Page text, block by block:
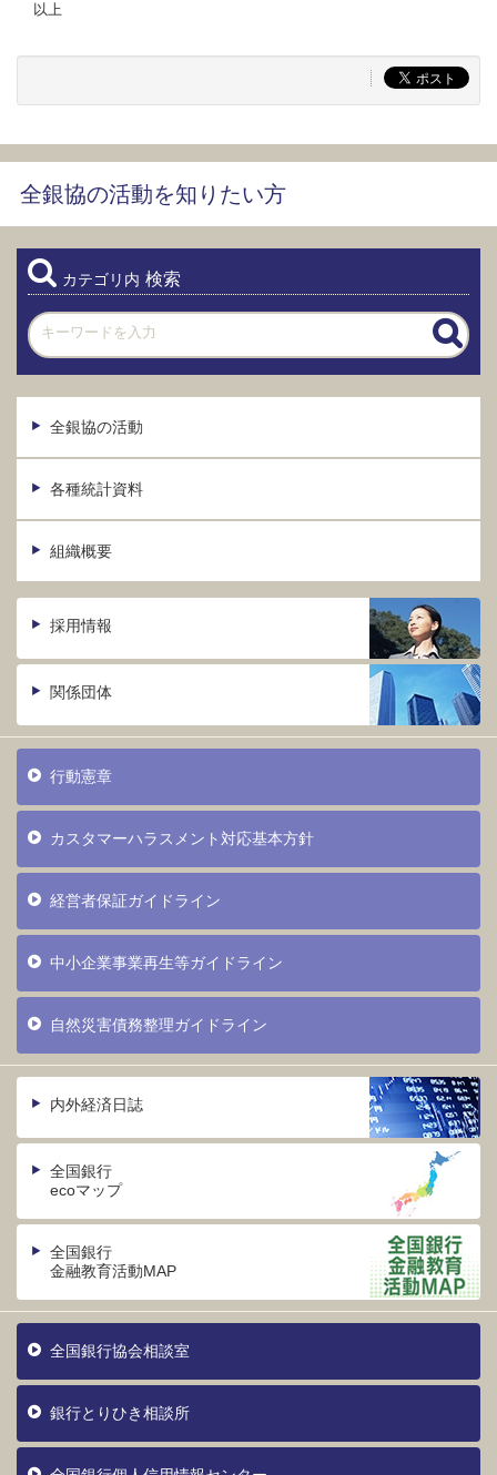
以上
全銀協の活動を知りたい方
カテゴリ内 検索
全銀協の活動
各種統計資料
組織概要
採用情報
関係団体
行動憲章
カスタマーハラスメント対応基本方針
経営者保証ガイドライン
中小企業事業再生等ガイドライン
自然災害債務整理ガイドライン
内外経済日誌
全国銀行
ecoマップ
全国銀行
金融教育活動MAP
全国銀行協会相談室
銀行とりひき相談所